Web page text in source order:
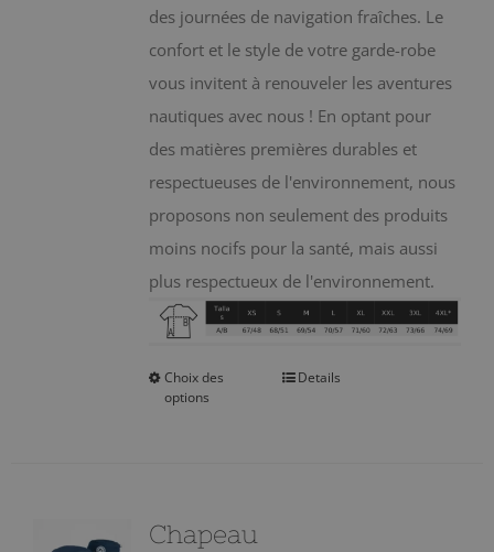
produit
des journées de navigation fraîches. Le
confort et le style de votre garde-robe
vous invitent à renouveler les aventures
nautiques avec nous ! En optant pour
des matières premières durables et
respectueuses de l'environnement, nous
proposons non seulement des produits
moins nocifs pour la santé, mais aussi
plus respectueux de l'environnement.
Choix des
options
CeDetails
Chapeau